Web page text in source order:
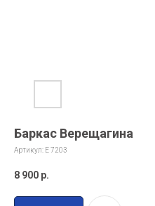
Баркас Верещагина
Артикул: E 7203
8 900 р.